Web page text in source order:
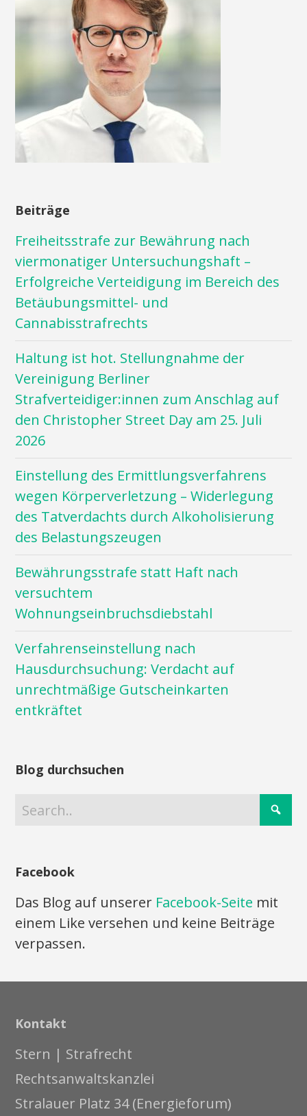
Beiträge
Freiheitsstrafe zur Bewährung nach
viermonatiger Untersuchungshaft –
Erfolgreiche Verteidigung im Bereich des
Betäubungsmittel- und
Cannabisstrafrechts
Haltung ist hot. Stellungnahme der
Vereinigung Berliner
Strafverteidiger:innen zum Anschlag auf
den Christopher Street Day am 25. Juli
2026
Einstellung des Ermittlungsverfahrens
wegen Körperverletzung – Widerlegung
des Tatverdachts durch Alkoholisierung
des Belastungszeugen
Bewährungsstrafe statt Haft nach
versuchtem
Wohnungseinbruchsdiebstahl
Verfahrenseinstellung nach
Hausdurchsuchung: Verdacht auf
unrechtmäßige Gutscheinkarten
entkräftet
Blog durchsuchen
Facebook
Das Blog auf unserer Facebook-Seite mit
einem Like versehen und keine Beiträge
verpassen.
Kontakt
Stern | Strafrecht
Rechtsanwaltskanzlei
Stralauer Platz 34 (Energieforum)